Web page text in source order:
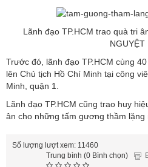
Lãnh đạo TP.HCM trao quà tri
NGUYỆT
Trước đó, lãnh đạo TP.HCM cùng
lên Chủ tịch Hồ Chí Minh tại công
Minh, quận 1.
Lãnh đạo TP.HCM cũng trao huy
ân cho những tấm gương thầm lặng
Số lượng lượt xem: 11460
Trung bình (0 Bình chọn)